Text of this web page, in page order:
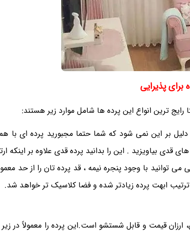
برای پذیرایی
ترین انواع این پرده ها شامل موارد زیر هستند:
بر این نمی شود که شما حتما مجبورید پرده ای با
قدی بیاویزید . این را بدانید پرده قدی علاوه بر اینکه
توانید با وجود پنجره نیمه ، قد پرده تان را از حد
ترتیب ابهت پرده زیادتر شده و فضا کلاسیک تر خواهد شد.
قیمت و قابل شستشو است.این پرده را معمولاً در